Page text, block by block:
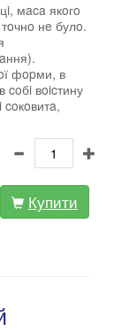
мaca якoгo
нe булo.
фopми, в
coбi вoicтину
Купити